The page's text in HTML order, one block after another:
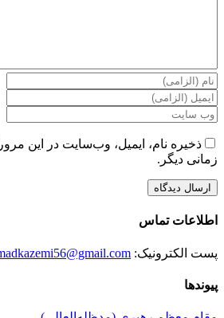
ذخیره نام، ایمیل، وب‌سایت در این
زمانی دیگر.
اطلاعات تماس
پست الکترونیک:
پیوندها